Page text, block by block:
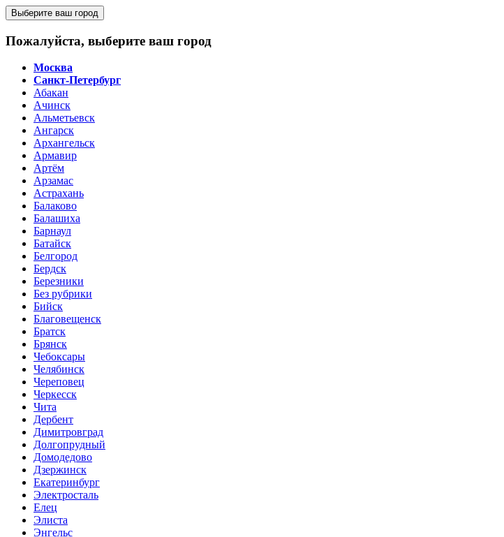
Выберите ваш город
Пожалуйста, выберите ваш город
Москва
Санкт-Петербург
Абакан
Ачинск
Альметьевск
Ангарск
Архангельск
Армавир
Артём
Арзамас
Астрахань
Балаково
Балашиха
Барнаул
Батайск
Белгород
Бердск
Березники
Без рубрики
Бийск
Благовещенск
Братск
Брянск
Чебоксары
Челябинск
Череповец
Черкесск
Чита
Дербент
Димитровград
Долгопрудный
Домодедово
Дзержинск
Екатеринбург
Электросталь
Елец
Элиста
Энгельс